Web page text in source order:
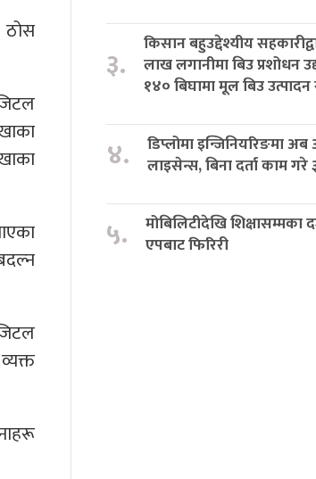
ठोस
३.
किसान बहुउद्देश्यीय
लाख लगानीमा बिउ प्रशोधन
१४० बिघामा मूल बिउ
४.
डिप्लोमा इन्जिनियरिङमा अब
लाइसेन्स, बिना दर्ता काम गरे
५.
मोबिलिटीदेखि शिक्षासम्मका
एपबाट फिरिरी